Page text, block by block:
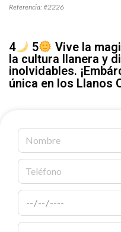
Referencia: #2226
4 5
Vive la
la cultura llanera y
inolvidables.
única en los Llanos